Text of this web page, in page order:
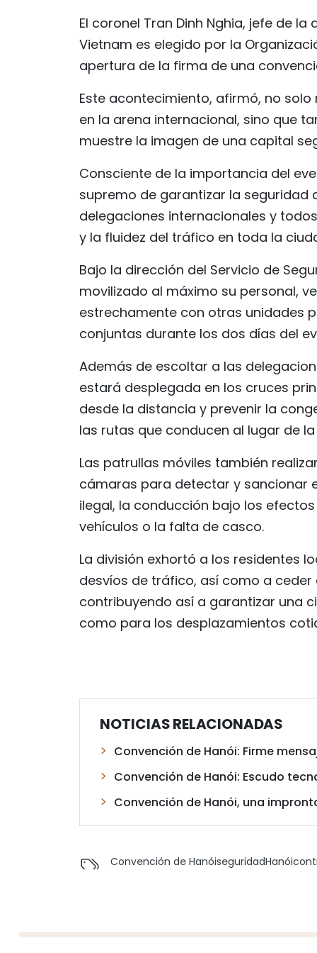
El coronel Tran Dinh Nghia, jefe de
Vietnam es elegido por la
apertura de la firma de una
Este acontecimiento, afirmó, no
en la arena internacional, sino que
muestre la imagen de una capital
Consciente de la importancia del
supremo de garantizar la seguridad
delegaciones internacionales y
y la fluidez del tráfico en toda la
Bajo la dirección del Servicio de
movilizado al máximo su personal,
estrechamente con otras unidades
conjuntas durante los dos días del
Además de escoltar a las
estará desplegada en los cruces
desde la distancia y prevenir la
las rutas que conducen al lugar de
Las patrullas móviles también
cámaras para detectar y sancionar
ilegal, la conducción bajo los
vehículos o la falta de casco.
La división exhortó a los residentes
desvíos de tráfico, así como a
contribuyendo así a garantizar una
como para los desplazamientos
NOTICIAS RELACIONADAS
Convención de Hanói: Firme
Convención de Hanói: Escudo
Convención de Hanói, una
Convención de HanóiseguridadHanói